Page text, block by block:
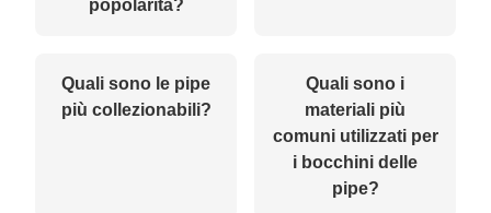
popolarità?
Quali sono le pipe
più collezionabili?
Quali sono i
materiali più
comuni utilizzati per
i bocchini delle
pipe?